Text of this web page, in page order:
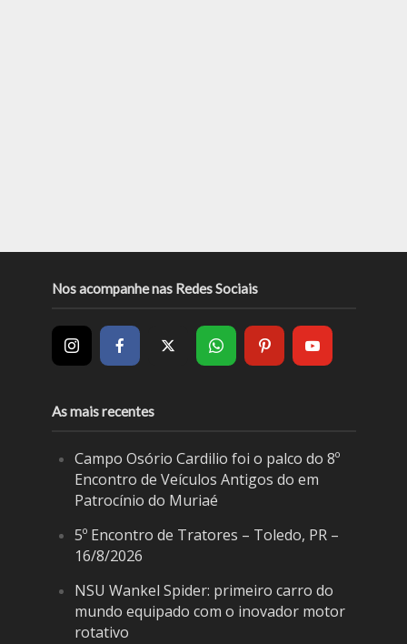
Nos acompanhe nas Redes Sociais
As mais recentes
Campo Osório Cardilio foi o palco do 8º
Encontro de Veículos Antigos do em
Patrocínio do Muriaé
5º Encontro de Tratores – Toledo, PR –
16/8/2026
NSU Wankel Spider: primeiro carro do
mundo equipado com o inovador motor
rotativo